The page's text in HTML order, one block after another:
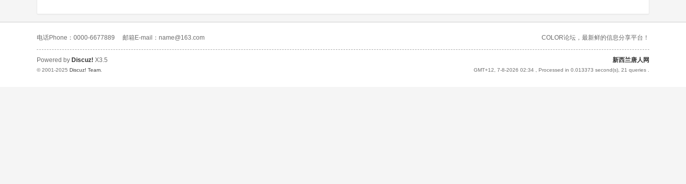
电话Phone：0000-6677889 邮箱E-mail：name@163.com COLOR论坛，最新鲜的信息分享平台！
新西兰唐人网
GMT+12, 7-8-2026 02:34 , Processed in 0.013373 second(s), 21 queries .
Powered by Discuz! X3.5
© 2001-2025 Discuz! Team